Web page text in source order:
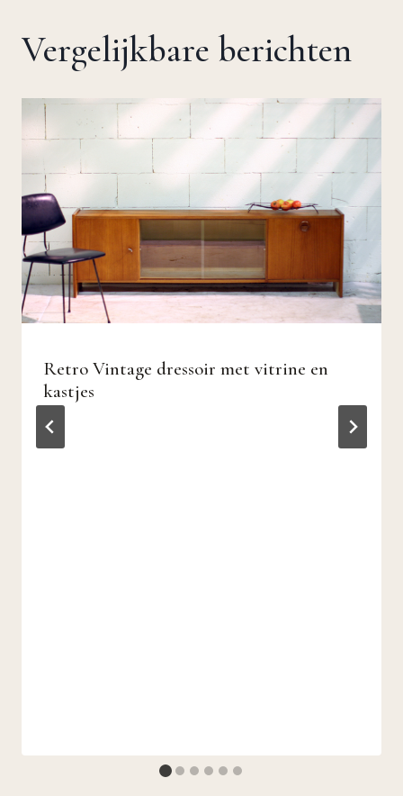
Vergelijkbare berichten
Retro Vintage dressoir met vitrine en
kastjes